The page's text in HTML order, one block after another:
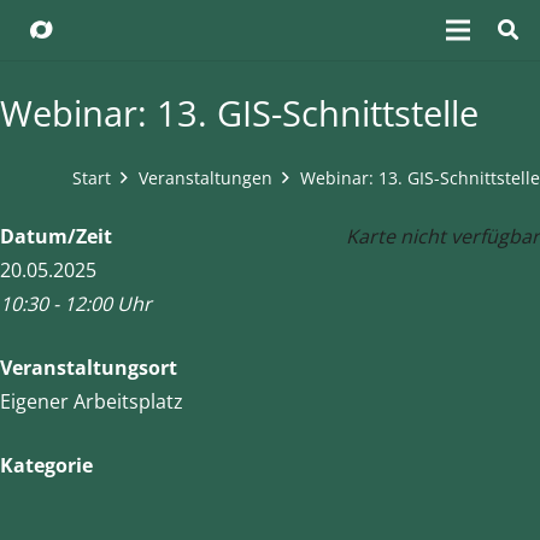
Webinar: 13. GIS-Schnittstelle
Start Veranstaltungen Webinar: 13. GIS-Schnittstelle
Karte nicht verfügbar
Datum/Zeit
20.05.2025
10:30 - 12:00 Uhr
Veranstaltungsort
Eigener Arbeitsplatz
Kategorie